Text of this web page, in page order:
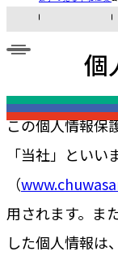
個
この個人情報保
「当社」とい
（
用されます。ま
した個人情報は